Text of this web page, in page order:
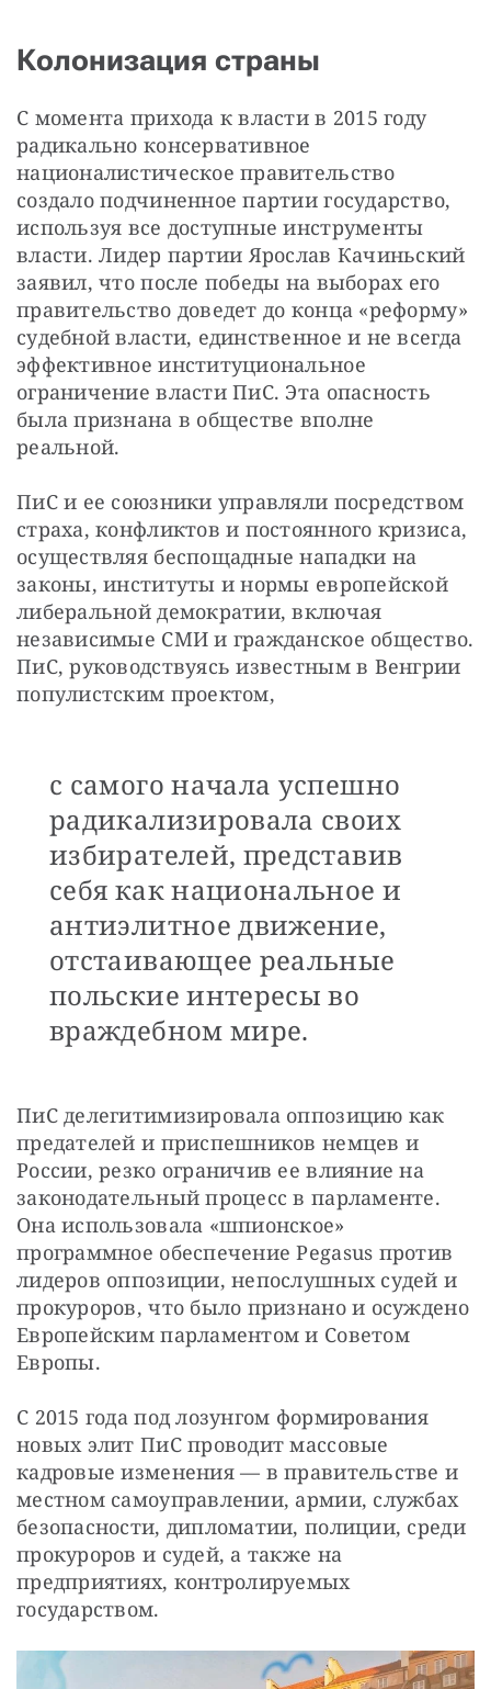
Колонизация страны
С момента прихода к власти в 2015 году
радикально консервативное
националистическое правительство
создало подчиненное партии государство,
используя все доступные инструменты
власти. Лидер партии Ярослав Качиньский
заявил, что после победы на выборах его
правительство доведет до конца «реформу»
судебной власти, единственное и не всегда
эффективное институциональное
ограничение власти ПиС. Эта опасность
была признана в обществе вполне
реальной.
ПиС и ее союзники управляли посредством
страха, конфликтов и постоянного кризиса,
осуществляя беспощадные нападки на
законы, институты и нормы европейской
либеральной демократии, включая
независимые СМИ и гражданское общество.
ПиС, руководствуясь известным в Венгрии
популистским проектом,
с самого начала успешно
радикализировала своих
избирателей, представив
себя как национальное и
антиэлитное движение,
отстаивающее реальные
польские интересы во
враждебном мире.
ПиС делегитимизировала оппозицию как
предателей и приспешников немцев и
России, резко ограничив ее влияние на
законодательный процесс в парламенте.
Она использовала «шпионское»
программное обеспечение Pegasus против
лидеров оппозиции, непослушных судей и
прокуроров, что было признано и осуждено
Европейским парламентом и Советом
Европы.
С 2015 года под лозунгом формирования
новых элит ПиС проводит массовые
кадровые изменения — в правительстве и
местном самоуправлении, армии, службах
безопасности, дипломатии, полиции, среди
прокуроров и судей, а также на
предприятиях, контролируемых
государством.